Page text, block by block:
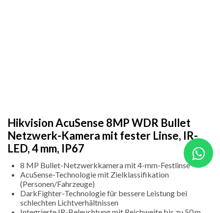
Hikvision AcuSense 8MP WDR Bullet
Netzwerk-Kamera mit fester Linse, IR-
LED, 4 mm, IP67
8 MP Bullet-Netzwerkkamera mit 4-mm-Festlinse
AcuSense-Technologie mit Zielklassifikation
(Personen/Fahrzeuge)
DarkFighter-Technologie für bessere Leistung bei
schlechten Lichtverhältnissen